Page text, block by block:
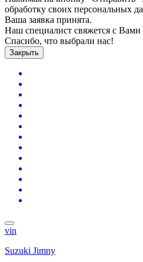
обработку своих персональных
Ваша заявка принята.
Наш специалист свяжется с
Спасибо, что выбрали нас!
Закрыть
vin
Suzuki Jimny